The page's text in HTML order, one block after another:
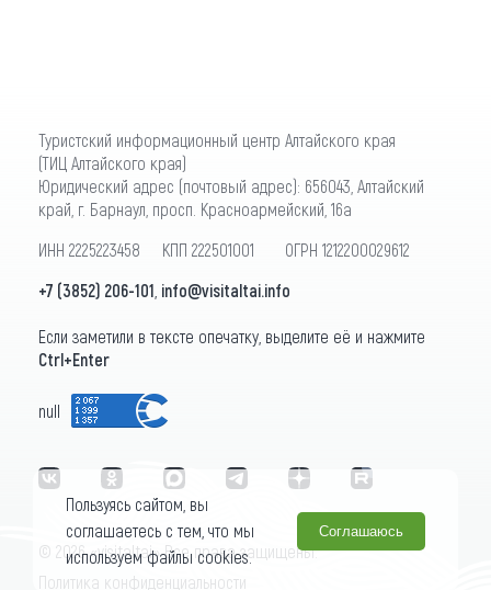
Туристский информационный центр Алтайского края
(ТИЦ Алтайского края)
Юридический адрес (почтовый адрес): 656043, Алтайский
край, г. Барнаул, просп. Красноармейский, 16а
ИНН 2225223458 КПП 222501001 ОГРН 1212200029612
+7 (3852) 206-101 info@visitaltai.info
Если заметили в тексте опечатку, выделите её и нажмите
Ctrl+Enter
null
© 2026 «visitaltai» Все права защищены.
Политика конфиденциальности
Пользуясь сайтом, вы
соглашаетесь с тем, что мы
используем файлы cookies.
Соглашаюсь